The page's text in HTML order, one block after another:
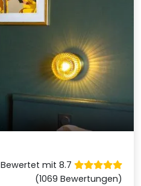
Bewertet mit 8.7
(1069 Bewertungen)